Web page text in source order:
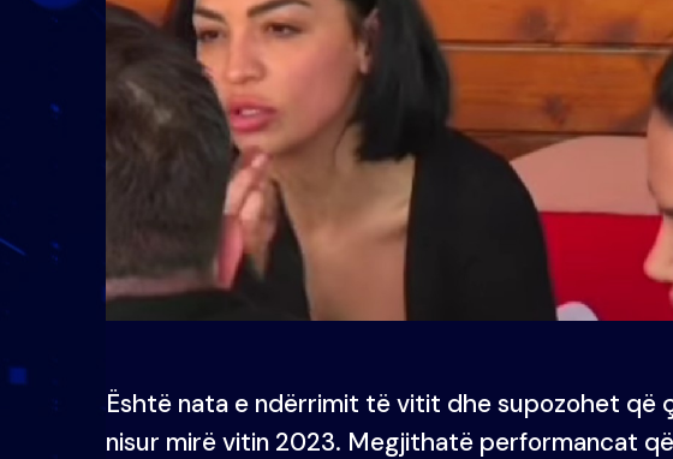
Është nata e ndërrimit të vitit dhe supozohet që
nisur mirë vitin 2023. Megjithatë performancat